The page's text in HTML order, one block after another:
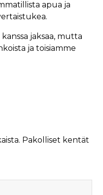
apua ja
jaksaa, mutta
ja toisiamme
Pakolliset kentät